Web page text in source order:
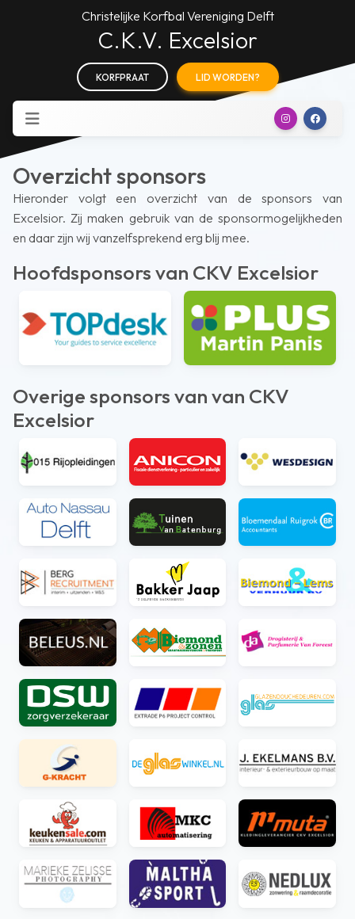
Christelijke Korfbal Vereniging Delft
C.K.V. Excelsior
KORFPRAAT LID WORDEN?
Overzicht sponsors
Hieronder volgt een overzicht van de sponsors van
Excelsior. Zij maken gebruik van de sponsormogelijkheden
en daar zijn wij vanzelfsprekend erg blij mee.
Hoofdsponsors van CKV Excelsior
Overige sponsors van van CKV
Excelsior